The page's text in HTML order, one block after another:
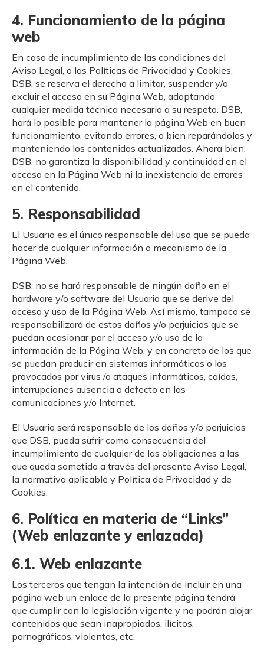
4. Funcionamiento de la página
web
En caso de incumplimiento de las condiciones del
Aviso Legal, o las Políticas de Privacidad y Cookies,
DSB, se reserva el derecho a limitar, suspender y/o
excluir el acceso en su Página Web, adoptando
cualquier medida técnica necesaria a su respeto. DSB,
hará lo posible para mantener la página Web en buen
funcionamiento, evitando errores, o bien reparándolos y
manteniendo los contenidos actualizados. Ahora bien,
DSB, no garantiza la disponibilidad y continuidad en el
acceso en la Página Web ni la inexistencia de errores
en el contenido.
5. Responsabilidad
El Usuario es el único responsable del uso que se pueda
hacer de cualquier información o mecanismo de la
Página Web.
DSB, no se hará responsable de ningún daño en el
hardware y/o software del Usuario que se derive del
acceso y uso de la Página Web. Así mismo, tampoco se
responsabilizará de estos daños y/o perjuicios que se
puedan ocasionar por el acceso y/o uso de la
información de la Página Web, y en concreto de los que
se puedan producir en sistemas informáticos o los
provocados por virus /o ataques informáticos, caídas,
interrupciones ausencia o defecto en las
comunicaciones y/o Internet.
El Usuario será responsable de los daños y/o perjuicios
que DSB, pueda sufrir como consecuencia del
incumplimiento de cualquier de las obligaciones a las
que queda sometido a través del presente Aviso Legal,
la normativa aplicable y Política de Privacidad y de
Cookies.
6. Política en materia de “Links”
(Web enlazante y enlazada)
6.1. Web enlazante
Los terceros que tengan la intención de incluir en una
página web un enlace de la presente página tendrá
que cumplir con la legislación vigente y no podrán alojar
contenidos que sean inapropiados, ilícitos,
pornográficos, violentos, etc.